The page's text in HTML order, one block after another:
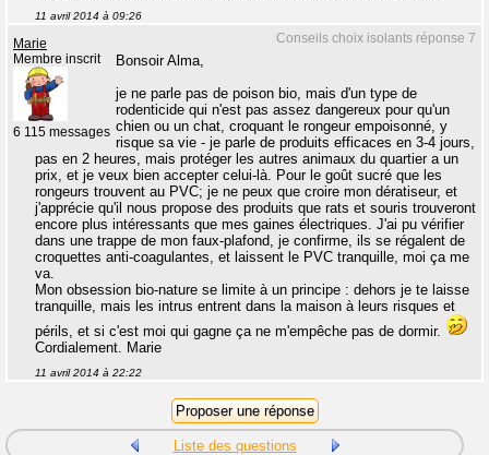
11 avril 2014 à 09:26
Conseils choix isolants réponse 7
Marie
Membre inscrit
6 115 messages
Bonsoir Alma,
je ne parle pas de poison bio, mais d'un type de
rodenticide qui n'est pas assez dangereux pour qu'un
chien ou un chat, croquant le rongeur empoisonné, y
risque sa vie - je parle de produits efficaces en 3-4 jours,
pas en 2 heures, mais protéger les autres animaux du quartier a un
prix, et je veux bien accepter celui-là. Pour le goût sucré que les
rongeurs trouvent au PVC; je ne peux que croire mon dératiseur, et
j'apprécie qu'il nous propose des produits que rats et souris trouveront
encore plus intéressants que mes gaines électriques. J'ai pu vérifier
dans une trappe de mon faux-plafond, je confirme, ils se régalent de
croquettes anti-coagulantes, et laissent le PVC tranquille, moi ça me
va.
Mon obsession bio-nature se limite à un principe : dehors je te laisse
tranquille, mais les intrus entrent dans la maison à leurs risques et
périls, et si c'est moi qui gagne ça ne m'empêche pas de dormir.
Cordialement. Marie
11 avril 2014 à 22:22
Liste des questions